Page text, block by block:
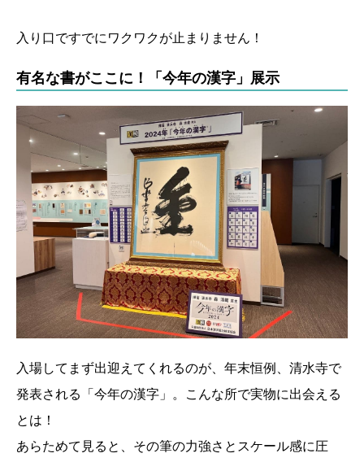
入り口ですでにワクワクが止まりません！
有名な書がここに！「今年の漢字」展示
入場してまず出迎えてくれるのが、年末恒例、清水寺で
発表される「今年の漢字」。こんな所で実物に出会える
とは！
あらためて見ると、その筆の力強さとスケール感に圧